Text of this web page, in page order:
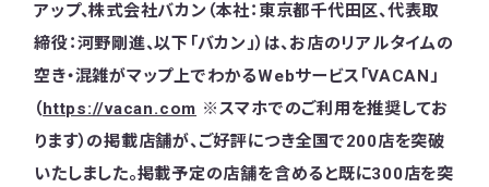
アップ、株式会社バカン（本社：東京都千代田区、代表取
締役：河野剛進、以下「バカン」）は、お店のリアルタイムの
空き・混雑がマップ上でわかるWebサービス「VACAN」
（https://vacan.com ※スマホでのご利用を推奨してお
ります）の掲載店舗が、ご好評につき全国で200店を突破
いたしました。掲載予定の店舗を含めると既に300店を突